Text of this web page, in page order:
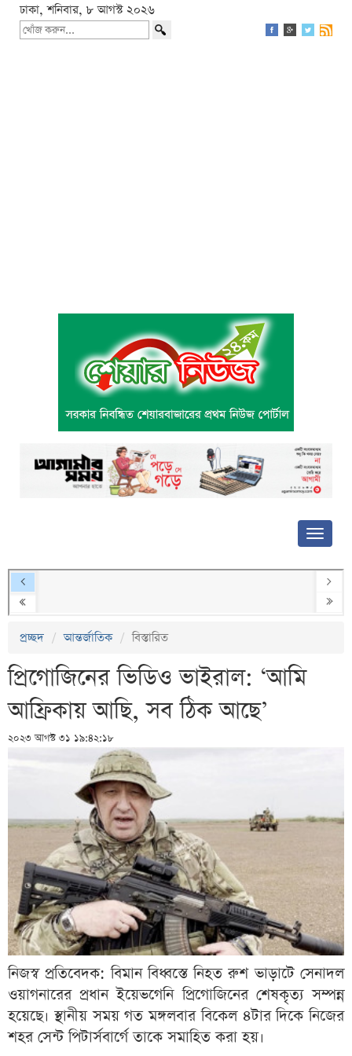
ঢাকা, শনিবার, ৮ আগস্ট ২০২৬
প্রচ্ছদ আন্তর্জাতিক বিস্তারিত
প্রিগোজিনের ভিডিও ভাইরাল: ‘আমি
আফ্রিকায় আছি, সব ঠিক আছে’
২০২৩ আগস্ট ৩১ ১৯:৪২:১৮
নিজস্ব প্রতিবেদক: বিমান বিধ্বস্তে নিহত রুশ ভাড়াটে সেনাদল
ওয়াগনারের প্রধান ইয়েভগেনি প্রিগোজিনের শেষকৃত্য সম্পন্ন
হয়েছে। স্থানীয় সময় গত মঙ্গলবার বিকেল ৪টার দিকে নিজের
শহর সেন্ট পিটার্সবার্গে তাকে সমাহিত করা হয়।